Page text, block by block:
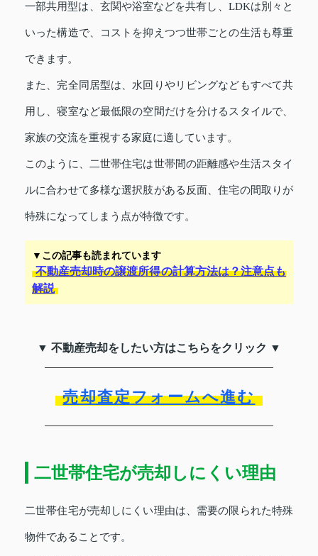
一部共用型は、玄関や浴室などを共有し、LDKは別々と
いった構造で、コストを抑えつつ世帯ごとの生活も尊重
できます。
また、完全同居型は、水回りやリビングなどもすべて共
用し、寝室など最低限の空間だけを分けるスタイルで、
家族の交流を重視する家庭に適しています。
このように、二世帯住宅は世帯間の距離感や生活スタイ
ルに合わせて多様な選択肢がある反面、住宅の間取りが
特殊になってしまう点が特徴です。
▼この記事も読まれています
不動産売却時の譲渡所得の計算方法は？注意点も
解説
▼ 不動産売却をしたい方はこちらをクリック ▼
売却査定フォームへ進む
二世帯住宅が売却しにくい理由
二世帯住宅が売却しにくい理由は、需要の限られた特殊
物件であることです。